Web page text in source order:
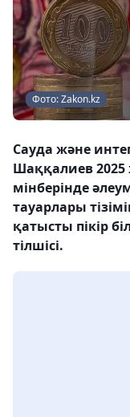
Фото: Zakon.kz
Сауда және
Шаққалиев 2025
мінберінде
тауарлары
қатысты пікір
тілшісі.